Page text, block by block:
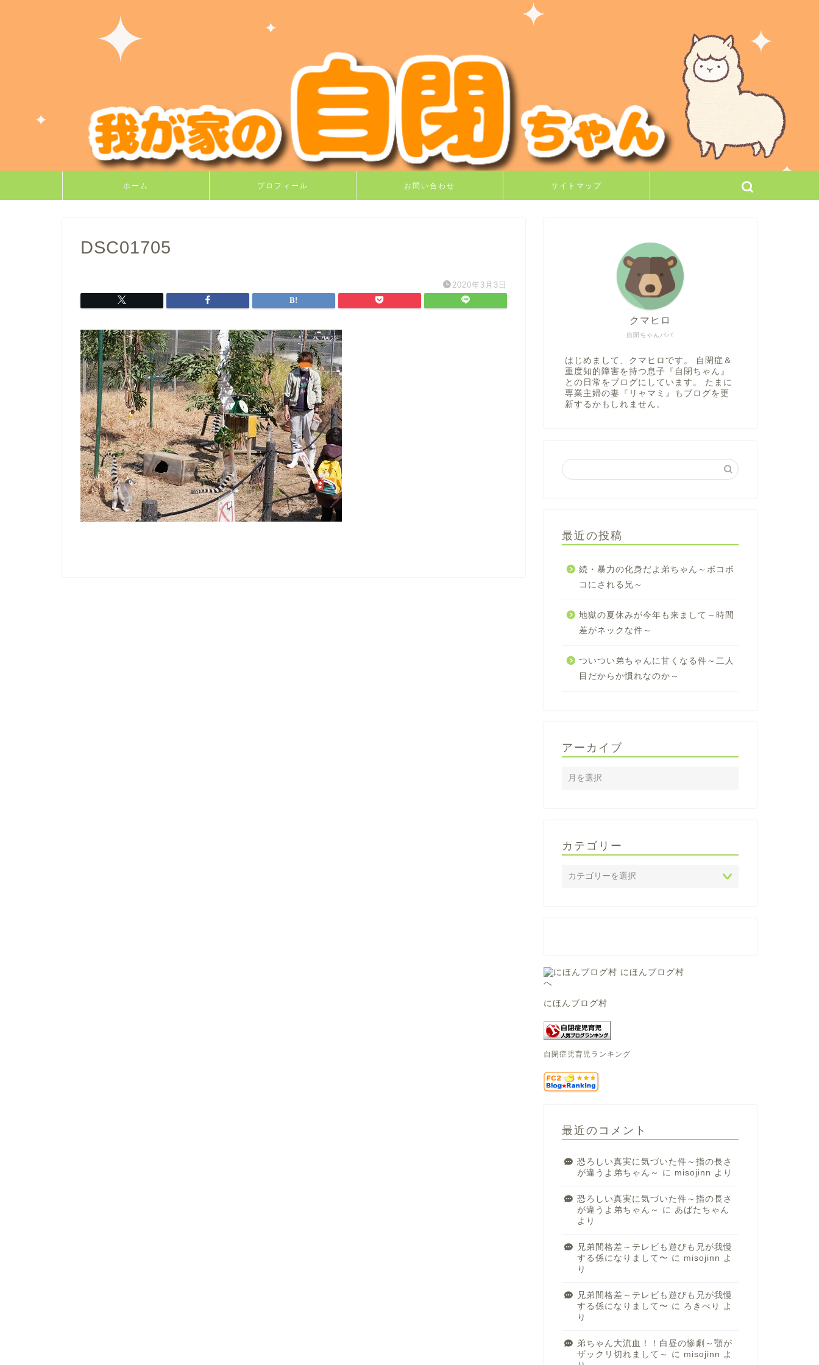
ホーム プロフィール お問い合わせ サイトマップ
DSC01705
2020年3月3日
自閉ちゃんパパ
クマヒロ
はじめまして、クマヒロです。 自閉症＆
重度知的障害を持つ息子『自閉ちゃん』
との日常をブログにしています。 たまに
専業主婦の妻『リャマミ』もブログを更
新するかもしれません。
最近の投稿
続・暴力の化身だよ弟ちゃん～ボコボ
コにされる兄～
地獄の夏休みが今年も来まして～時間
差がネックな件～
ついつい弟ちゃんに甘くなる件～二人
目だからか慣れなのか～
アーカイブ
カテゴリー
にほんブログ村
自閉症児育児ランキング
最近のコメント
恐ろしい真実に気づいた件～指の長さ
が違うよ弟ちゃん～
に misojinn より
恐ろしい真実に気づいた件～指の長さ
が違うよ弟ちゃん～
に あばたちゃん
より
兄弟間格差～テレビも遊びも兄が我慢
する係になりまして〜 に misojinn よ
り
兄弟間格差～テレビも遊びも兄が我慢
する係になりまして〜 に ろきべり
よ
り
弟ちゃん大流血！！白昼の惨劇～顎が
ザックリ切れまして～
に misojinn よ